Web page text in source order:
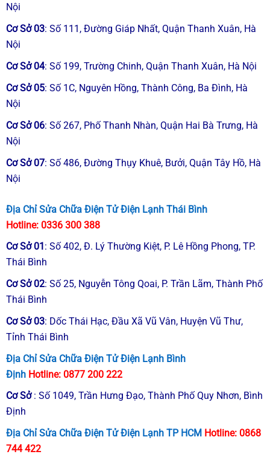
Nội
Cơ Sở 03: Số 111, Đường Giáp Nhất, Quận Thanh Xuân, Hà
Nội
Cơ Sở 04: Số 199, Trường Chinh, Quận Thanh Xuân, Hà Nội
Cơ Sở 05: Số 1C, Nguyên Hồng, Thành Công, Ba Đình, Hà
Nội
Cơ Sở 06: Số 267, Phố Thanh Nhàn, Quận Hai Bà Trưng, Hà
Nội
Cơ Sở 07: Số 486, Đường Thụy Khuê, Bưởi, Quận Tây Hồ, Hà
Nội
Địa Chỉ Sửa Chữa Điện Tử Điện Lạnh Thái Bình
Hotline: 0336 300 388
Cơ Sở01: Số 402, Đ. Lý Thường Kiệt, P. Lê Hồng Phong, TP.
Thái Bình
Cơ Sở02: Số 25, Nguyễn Tông Qoai, P. Trần Lãm, Thành Phố
Thái Bình
Cơ Sở03: Dốc Thái Hạc, Đầu Xã Vũ Vân, Huyện Vũ Thư,
Tỉnh Thái Bình
Địa Chỉ Sửa Chữa Điện Tử Điện Lạnh Bình
Định Hotline: 0877 200 222
Cơ Sở : Số 1049, Trần Hưng Đạo, Thành Phố Quy Nhơn, Bình
Định
Địa Chỉ Sửa Chữa Điện Tử Điện Lạnh TP HCM Hotline: 0868
744 422